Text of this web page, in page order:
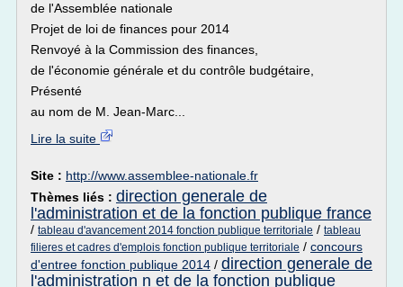
de l'Assemblée nationale
Projet de loi de finances pour 2014
Renvoyé à la Commission des finances,
de l'économie générale et du contrôle budgétaire,
Présenté
au nom de M. Jean-Marc...
Lire la suite
Site : http://www.assemblee-nationale.fr
Thèmes liés : direction generale de
l'administration et de la fonction publique france
/ tableau d'avancement 2014 fonction publique territoriale / tableau
filieres et cadres d'emplois fonction publique territoriale / concours
d'entree fonction publique 2014 / direction generale de
l'administration n et de la fonction publique